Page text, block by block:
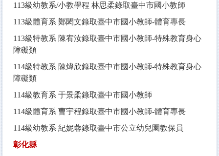
113級幼教系/小教學程 林思柔錄取臺中市國小教師
113級體育系 鄭閎文錄取臺中市國小教師-體育專長
113級特教系 陳宥汝錄取臺中市國小教師-特殊教育身心
障礙類
114級特教系 陳煒欣錄取臺中市國小教師-特殊教育身心
障礙類
114級教育系 于景柔錄取臺中市國小教師
114級體育系 曹宇程錄取臺中市國小教師-體育專長
114級幼教系 紀妮蓉錄取臺中市公立幼兒園教保員
彰化縣